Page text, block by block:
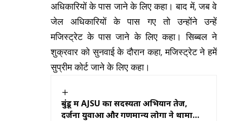
अधिकारियों के पास जाने के लिए कहा। बाद में, जब वे
जेल अधिकारियों के पास गए तो उन्होंने उन्हें
मजिस्ट्रेट के पास जाने के लिए कहा। सिब्बल ने
शुक्रवार को सुनवाई के दौरान कहा, मजिस्ट्रेट ने हमें
सुप्रीम कोर्ट जाने के लिए कहा।
बुंडू में AJSU का सदस्यता अभियान तेज,
दर्जनों युवाओं और गणमान्य लोगों ने थामा